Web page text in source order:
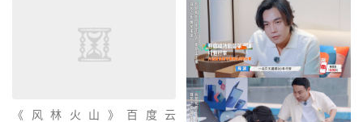
《风林火山》百度云